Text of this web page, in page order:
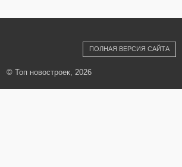
ПОЛНАЯ ВЕРСИЯ САЙТА
© Топ новостроек, 2026